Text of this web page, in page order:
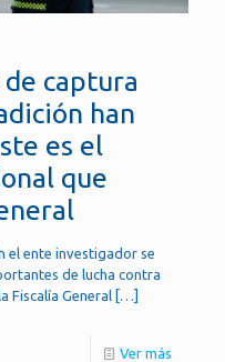
captura
han
es el
que
el ente investigador se
de lucha contra
Fiscalía General […]
Ver más